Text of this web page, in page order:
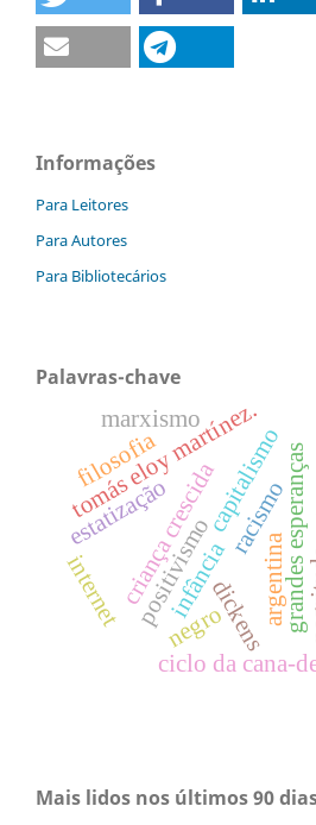
Informações
Para Leitores
Para Autores
Para Bibliotecários
Palavras-chave
dickens
infância grandes esperanças
criança crescida argentina
tomás eloy martínez.
ciclo da cana-
negro
racismo
marxismo
capitalismo
internet
estatizaçãopositivismo
filosofia
Mais lidos nos últimos 90